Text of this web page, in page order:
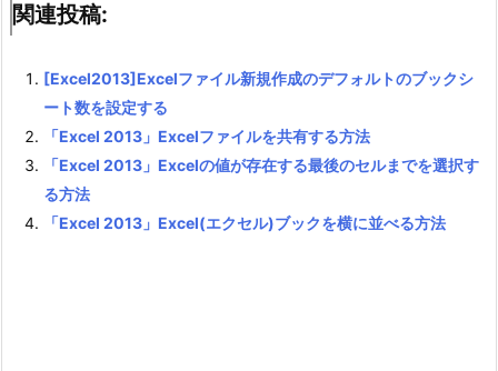
関連投稿:
[Excel2013]Excelファイル新規作成のデフォルトのブックシ
ート数を設定する
「Excel 2013」Excelファイルを共有する方法
「Excel 2013」Excelの値が存在する最後のセルまでを選択す
る方法
「Excel 2013」Excel(エクセル)ブックを横に並べる方法